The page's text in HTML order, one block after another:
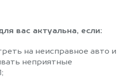
вас актуальна, если:
на неисправное авто и
неприятные